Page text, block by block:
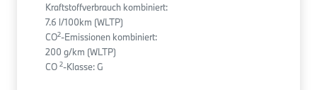
Kraftstoffverbrauch kombiniert:
7.6 l/100km (WLTP)
CO2-Emissionen kombiniert:
200 g/km (WLTP)
CO 2-Klasse: G